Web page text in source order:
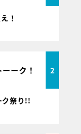
！
ーク！ 2
ク祭り!!